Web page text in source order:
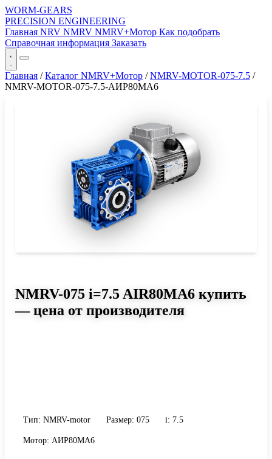
WORM-GEARS
PRECISION ENGINEERING
Главная NRV NMRV NMRV+Мотор Как подобрать
Справочная информация Заказать
Главная / Каталог NMRV+Мотор / NMRV-MOTOR-075-7.5 /
NMRV-MOTOR-075-7.5-АИР80MA6
NMRV-075 i=7.5 AIR80MA6 купить
— цена от производителя
Тип: NMRV-motor Размер: 075 i: 7.5
Мотор: АИР80MA6